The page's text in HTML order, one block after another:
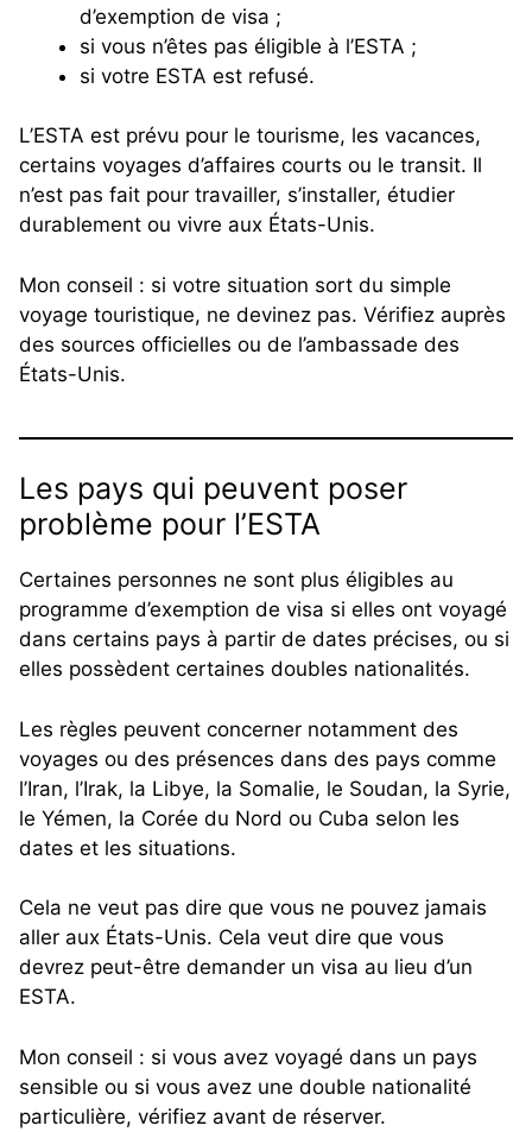
d’exemption de visa ;
si vous n’êtes pas éligible à l’ESTA ;
si votre ESTA est refusé.
L’ESTA est prévu pour le tourisme, les vacances,
certains voyages d’affaires courts ou le transit. Il
n’est pas fait pour travailler, s’installer, étudier
durablement ou vivre aux États-Unis.
Mon conseil : si votre situation sort du simple
voyage touristique, ne devinez pas. Vérifiez auprès
des sources officielles ou de l’ambassade des
États-Unis.
Les pays qui peuvent poser
problème pour l’ESTA
Certaines personnes ne sont plus éligibles au
programme d’exemption de visa si elles ont voyagé
dans certains pays à partir de dates précises, ou si
elles possèdent certaines doubles nationalités.
Les règles peuvent concerner notamment des
voyages ou des présences dans des pays comme
l’Iran, l’Irak, la Libye, la Somalie, le Soudan, la Syrie,
le Yémen, la Corée du Nord ou Cuba selon les
dates et les situations.
Cela ne veut pas dire que vous ne pouvez jamais
aller aux États-Unis. Cela veut dire que vous
devrez peut-être demander un visa au lieu d’un
ESTA.
Mon conseil : si vous avez voyagé dans un pays
sensible ou si vous avez une double nationalité
particulière, vérifiez avant de réserver.